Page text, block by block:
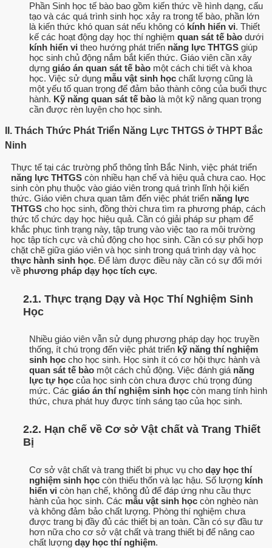
Phần Sinh học tế bào bao gồm kiến thức về hình dạng, cấu
tạo và các quá trình sinh học xảy ra trong tế bào, phần lớn
là kiến thức khó quan sát nếu không có kính hiển vi. Thiết
kế các hoạt động dạy học thí nghiệm quan sát tế bào dưới
kính hiển vi theo hướng phát triển năng lực THTGS giúp
học sinh chủ động nắm bắt kiến thức. Giáo viên cần xây
dựng giáo án quan sát tế bào một cách chi tiết và khoa
học. Việc sử dụng mẫu vật sinh học chất lượng cũng là
một yếu tố quan trọng để đảm bảo thành công của buổi thực
hành. Kỹ năng quan sát tế bào là một kỹ năng quan trọng
cần được rèn luyện cho học sinh.
II. Thách Thức Phát Triển Năng Lực THTGS ở THPT Bắc
Ninh
Thực tế tại các trường phổ thông tỉnh Bắc Ninh, việc phát triển
năng lực THTGS còn nhiều hạn chế và hiệu quả chưa cao. Học
sinh còn phụ thuộc vào giáo viên trong quá trình lĩnh hội kiến
thức. Giáo viên chưa quan tâm đến việc phát triển năng lực
THTGS cho học sinh, đồng thời chưa tìm ra phương pháp, cách
thức tổ chức dạy học hiệu quả. Cần có giải pháp sư phạm để
khắc phục tình trạng này, tập trung vào việc tạo ra môi trường
học tập tích cực và chủ động cho học sinh. Cần có sự phối hợp
chặt chẽ giữa giáo viên và học sinh trong quá trình dạy và học
thực hành sinh học. Để làm được điều này cần có sự đổi mới
về phương pháp dạy học tích cực.
2.1. Thực trạng Dạy và Học Thí Nghiệm Sinh
Học
Nhiều giáo viên vẫn sử dụng phương pháp dạy học truyền
thống, ít chú trọng đến việc phát triển kỹ năng thí nghiệm
sinh học cho học sinh. Học sinh ít có cơ hội thực hành và
quan sát tế bào một cách chủ động. Việc đánh giá năng
lực tự học của học sinh còn chưa được chú trọng đúng
mức. Các giáo án thí nghiệm sinh học còn mang tính hình
thức, chưa phát huy được tính sáng tạo của học sinh.
2.2. Hạn chế về Cơ sở Vật chất và Trang Thiết
Bị
Cơ sở vật chất và trang thiết bị phục vụ cho dạy học thí
nghiệm sinh học còn thiếu thốn và lạc hậu. Số lượng kính
hiển vi còn hạn chế, không đủ để đáp ứng nhu cầu thực
hành của học sinh. Các mẫu vật sinh học còn nghèo nàn
và không đảm bảo chất lượng. Phòng thí nghiệm chưa
được trang bị đầy đủ các thiết bị an toàn. Cần có sự đầu tư
hơn nữa cho cơ sở vật chất và trang thiết bị để nâng cao
chất lượng dạy học thí nghiệm.